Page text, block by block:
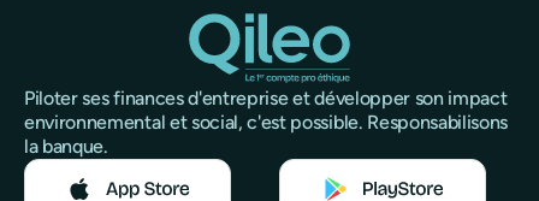
Piloter ses finances d'entreprise et développer son impact
environnemental et social, c'est possible. Responsabilisons
la banque.